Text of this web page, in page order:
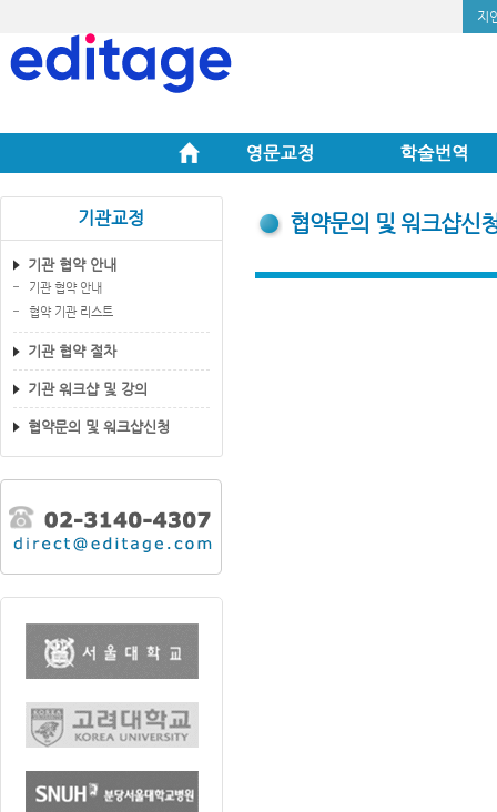
지
기관교정
기관 협약 안내
기관 협약 안내
협약 기관 리스트
기관 협약 절차
기관 워크샵 및 강의
협약문의 및 워크샵신청
협약문의 및 워크샵신